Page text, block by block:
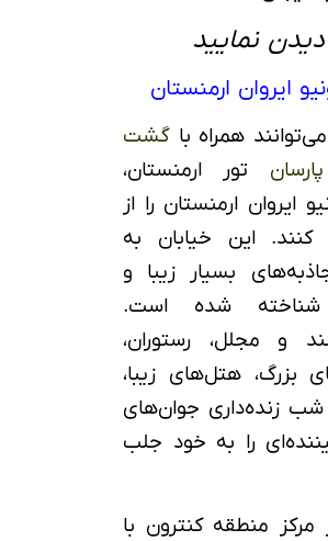
دیدن نمایید
ایروان ارمنستان
همراه با گشت
تور ارمنستان،
ایروان ارمنستان را از
این خیابان به
بسیار زیبا و
شناخته شده است.
و مجلل، رستوران،
بزرگ، هتل‌های زیبا،
موسیقی زنده و شب زنده‌داری جوان‎‌های
را به خود جلب
منطقه کنترون با